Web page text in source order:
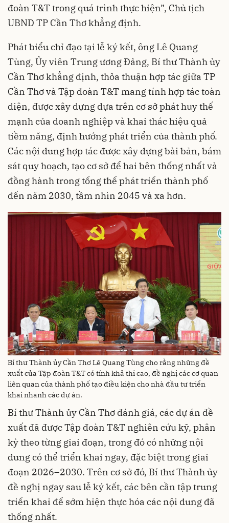
đoàn T&T trong quá trình thực hiện”, Chủ tịch
UBND TP Cần Thơ khẳng định.
Phát biểu chỉ đạo tại lễ ký kết, ông Lê Quang
Tùng, Ủy viên Trung ương Đảng, Bí thư Thành ủy
Cần Thơ khẳng định, thỏa thuận hợp tác giữa TP
Cần Thơ và Tập đoàn T&T mang tính hợp tác toàn
diện, được xây dựng dựa trên cơ sở phát huy thế
mạnh của doanh nghiệp và khai thác hiệu quả
tiềm năng, định hướng phát triển của thành phố.
Các nội dung hợp tác được xây dựng bài bản, bám
sát quy hoạch, tạo cơ sở để hai bên thống nhất và
đồng hành trong tổng thể phát triển thành phố
đến năm 2030, tầm nhìn 2045 và xa hơn.
Bí thư Thành ủy Cần Thơ Lê Quang Tùng cho rằng những đề
xuất của Tập đoàn T&T có tính khả thi cao, đề nghị các cơ quan
liên quan của thành phố tạo điều kiện cho nhà đầu tư triển
khai nhanh các dự án.
Bí thư Thành ủy Cần Thơ đánh giá, các dự án đề
xuất đã được Tập đoàn T&T nghiên cứu kỹ, phân
kỳ theo từng giai đoạn, trong đó có những nội
dung có thể triển khai ngay, đặc biệt trong giai
đoạn 2026–2030. Trên cơ sở đó, Bí thư Thành ủy
đề nghị ngay sau lễ ký kết, các bên cần tập trung
triển khai để sớm hiện thực hóa các nội dung đã
thống nhất.